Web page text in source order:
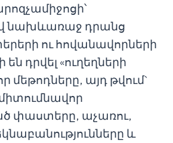
նախևառաջ դրանց
ու հովանավորների
են դրվել «ուղեղների
մեթոդները, այդ թվում`
միտումնավոր
փաստերը, աչառու,
և